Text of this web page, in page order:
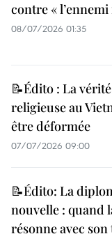
contre «
08/07/2026 01:35
📝Édito : La
religieuse au
être déformée
07/07/2026 09:00
📝Édito: La
nouvelle : quand
résonne avec son